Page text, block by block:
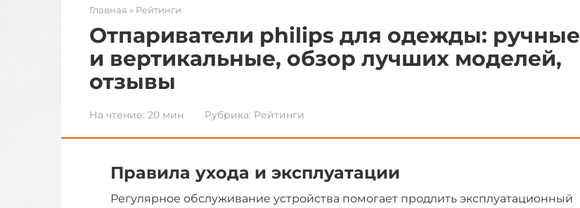
Главная » Рейтинги
Отпариватели philips для одежды: ручные
и вертикальные, обзор лучших моделей,
отзывы
На чтение: 20 мин Рубрика: Рейтинги
Правила ухода и эксплуатации
Регулярное обслуживание устройства помогает продлить эксплуатационный